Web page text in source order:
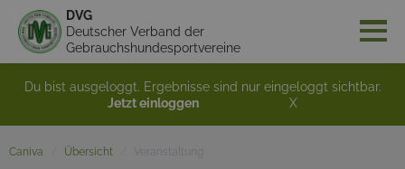
DVG
Deutscher Verband der
Gebrauchshundesportvereine
Du bist ausgeloggt. Ergebnisse sind nur eingeloggt sichtbar.
Jetzt einloggen
X
Caniva Übersicht